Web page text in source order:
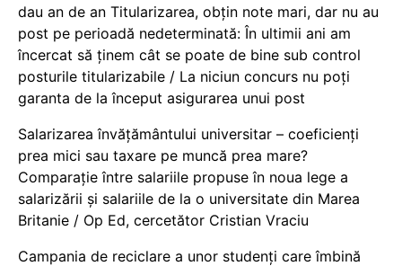
dau an de an Titularizarea, obțin note mari, dar nu au
post pe perioadă nedeterminată: În ultimii ani am
încercat să ținem cât se poate de bine sub control
posturile titularizabile / La niciun concurs nu poți
garanta de la început asigurarea unui post
Salarizarea învățământului universitar – coeficienți
prea mici sau taxare pe muncă prea mare?
Comparație între salariile propuse în noua lege a
salarizării și salariile de la o universitate din Marea
Britanie / Op Ed, cercetător Cristian Vraciu
Campania de reciclare a unor studenți care îmbină